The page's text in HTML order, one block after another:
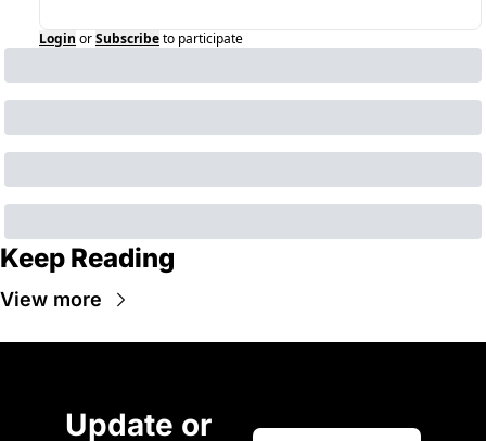
Login orSubscribeto participate
Keep Reading
View more
Update or